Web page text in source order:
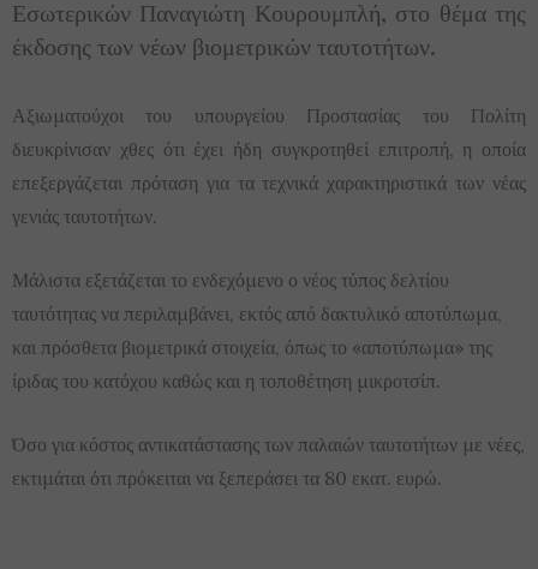
Εσωτερικών Παναγιώτη Κουρουμπλή, στο θέμα της
έκδοσης των νέων βιομετρικών ταυτοτήτων.
Αξιωματούχοι του υπουργείου Προστασίας του Πολίτη
διευκρίνισαν χθες ότι έχει ήδη συγκροτηθεί επιτροπή, η οποία
επεξεργάζεται πρόταση για τα τεχνικά χαρακτηριστικά των νέας
γενιάς ταυτοτήτων.
Μάλιστα εξετάζεται το ενδεχόμενο ο νέος τύπος δελτίου
ταυτότητας να περιλαμβάνει, εκτός από δακτυλικό αποτύπωμα,
και πρόσθετα βιομετρικά στοιχεία, όπως το «αποτύπωμα» της
ίριδας του κατόχου καθώς και η τοποθέτηση μικροτσίπ.
Όσο για κόστος αντικατάστασης των παλαιών ταυτοτήτων με νέες,
εκτιμάται ότι πρόκειται να ξεπεράσει τα 80 εκατ. ευρώ.